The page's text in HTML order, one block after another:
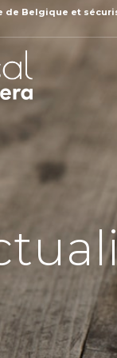
de Belgique et